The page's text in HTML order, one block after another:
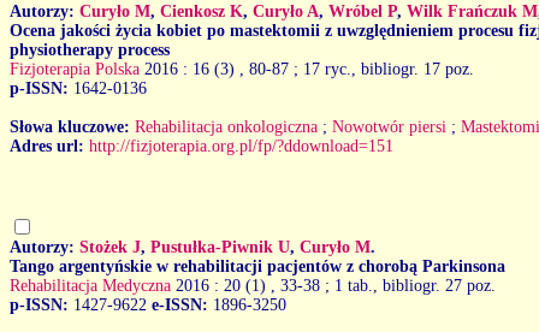
Autorzy: Curyło M, Cienkosz K, Curyło A, Wróbel P, Wilk Frańczuk M
Ocena jakości życia kobiet po mastektomii z uwzględnieniem procesu
physiotherapy process
Fizjoterapia Polska 2016 : 16 (3)
, 80-87 ; 17 ryc., bibliogr. 17 poz.
p-ISSN: 1642-0136
Słowa kluczowe: Rehabilitacja onkologiczna ; Nowotwór piersi ;
Adres url: http://fizjoterapia.org.pl/fp/?ddownload=151
Autorzy: Stożek J, Pustułka-Piwnik U, Curyło M.
Tango argentyńskie w rehabilitacji pacjentów z chorobą Parkinsona
Rehabilitacja Medyczna 2016 : 20 (1)
, 33-38 ; 1 tab., bibliogr. 27 poz.
p-ISSN: 1427-9622 e-ISSN: 1896-3250